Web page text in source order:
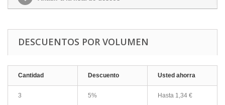
DESCUENTOS POR VOLUMEN
Cantidad Descuento Usted ahorra
3 5% Hasta 1,34 €